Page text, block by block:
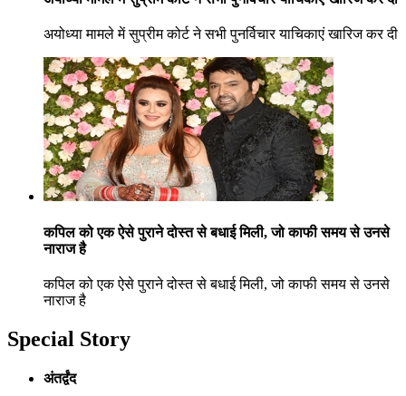
अयोध्या मामले में सुप्रीम कोर्ट ने सभी पुनर्विचार याचिकाएं खारिज कर दी
कपिल को एक ऐसे पुराने दोस्त से बधाई मिली, जो काफी समय से उनसे
नाराज है
कपिल को एक ऐसे पुराने दोस्त से बधाई मिली, जो काफी समय से उनसे
नाराज है
Special Story
अंतर्द्वंद